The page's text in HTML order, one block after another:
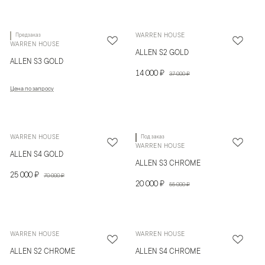
Предзаказ
WARREN HOUSE
ALLEN S3 GOLD
Цена по запросу
WARREN HOUSE
ALLEN S2 GOLD
14 000 ₽ 37 000 ₽
WARREN HOUSE
ALLEN S4 GOLD
25 000 ₽ 70 000 ₽
Под заказ
WARREN HOUSE
ALLEN S3 CHROME
20 000 ₽ 55 000 ₽
WARREN HOUSE
ALLEN S2 CHROME
WARREN HOUSE
ALLEN S4 CHROME